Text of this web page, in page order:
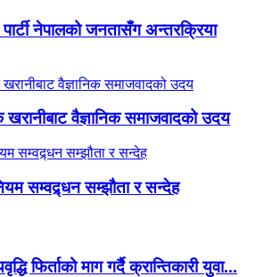
पार्टी नेपालको जनतासँग अन्तरक्रिया
खरानीबाट वैज्ञानिक समाजवादको उदय
सम्वद्र्धन सम्झौता र सन्देह
फिर्ताको माग गर्दै क्रान्तिकारी युवा...